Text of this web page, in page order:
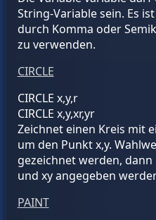
String-Variable sein. Es
durch Komma oder
zu verwenden.
CIRCLE
CIRCLE x,y,r
CIRCLE x,y,xr,yr
Zeichnet einen Kreis mit
um den Punkt x,y.
gezeichnet werden,
und xy angegeben
PAINT